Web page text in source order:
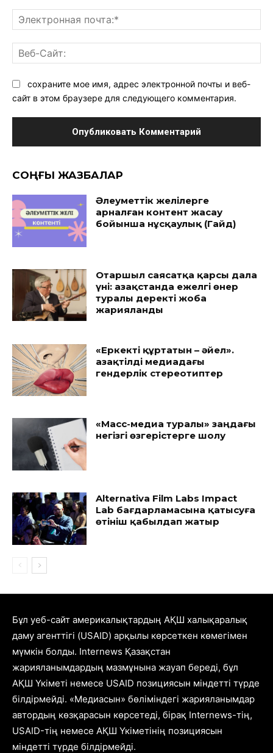
сохраните мое имя, адрес электронной почты и веб-
сайт в этом браузере для следующего комментария.
CОҢҒЫ ЖАЗБАЛАР
Әлеуметтік желілерге
арналған контент жасау
бойынша нұсқаулық (Гайд)
Отаршыл саясатқа қарсы дала
үні: Қазақстанда ежелгі өнер
туралы деректі жоба
жарияланды
«Еркекті құртатын – әйел».
Қазақтілді медиадағы
гендерлік стереотиптер
«Масс-медиа туралы» заңдағы
негізгі өзгерістерге шолу
Alternativa Film Labs Impact
Lab бағдарламасына қатысуға
өтініш қабылдап жатыр
Бұл уеб-сайт америкалықтардың АҚШ халықаралық
даму агенттігі (USAID) арқылы көрсеткен көмегімен
мүмкін болды. Internews Қазақстан
жарияланымдардың мазмұнына жауап береді, бұл
АҚШ Үкіметі немесе USAID позициясын міндетті түрде
білдірмейді. «Медиасын» бөліміндегі жарияланымдар
автордың көзқарасын көрсетеді, бірақ Internews-тің,
USAID-тің немесе АҚШ Үкіметінің позициясын
міндетті түрде білдірмейді.